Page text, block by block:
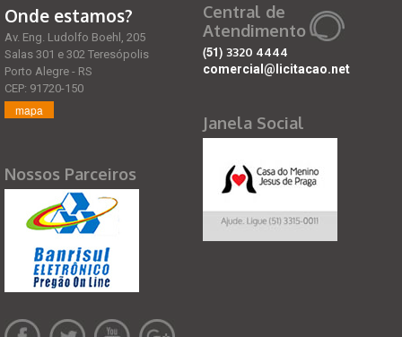
Onde estamos?
Av. Eng. Ludolfo Boehl, 205
Salas 301 e 302 Teresópolis
Porto Alegre - RS
CEP: 91720-150
mapa
Nossos Parceiros
Central de
Atendimento
(51) 3320 4444
comercial@licitacao.net
Janela Social